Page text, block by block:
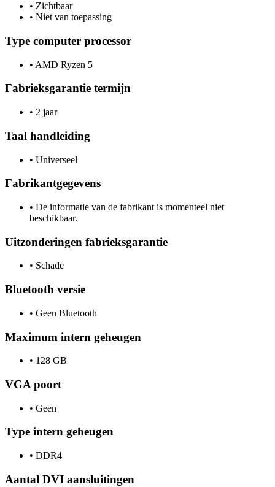
• Zichtbaar
• Niet van toepassing
Type computer processor
• AMD Ryzen 5
Fabrieksgarantie termijn
• 2 jaar
Taal handleiding
• Universeel
Fabrikantgegevens
• De informatie van de fabrikant is momenteel niet
beschikbaar.
Uitzonderingen fabrieksgarantie
• Schade
Bluetooth versie
• Geen Bluetooth
Maximum intern geheugen
• 128 GB
VGA poort
• Geen
Type intern geheugen
• DDR4
Aantal DVI aansluitingen